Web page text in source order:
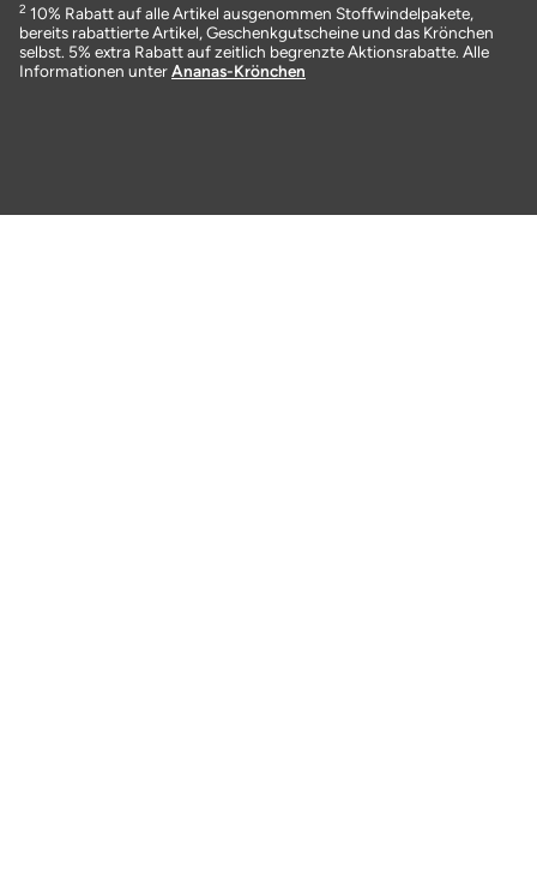
2 10% Rabatt auf alle Artikel ausgenommen Stoffwindelpakete,
bereits rabattierte Artikel, Geschenkgutscheine und das Krönchen
selbst. 5% extra Rabatt auf zeitlich begrenzte Aktionsrabatte. Alle
Informationen unterAnanas-Krönchen